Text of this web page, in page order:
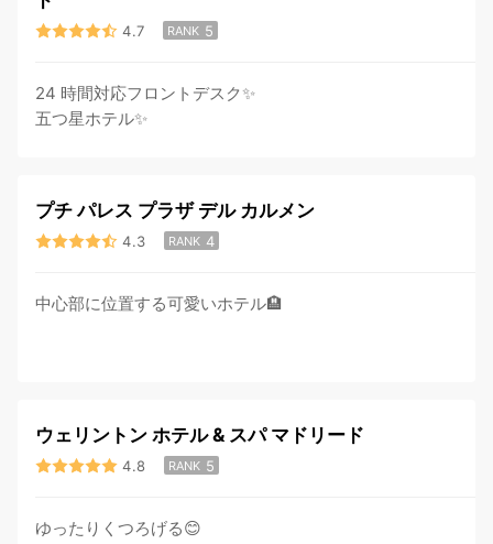
4.7 RANK 5
24 時間対応フロントデスク✨
五つ星ホテル✨
プチ パレス プラザ デル カルメン
4.3 RANK 4
中心部に位置する可愛いホテル🏨
ウェリントン ホテル & スパ マドリード
4.8 RANK 5
ゆったりくつろげる😊